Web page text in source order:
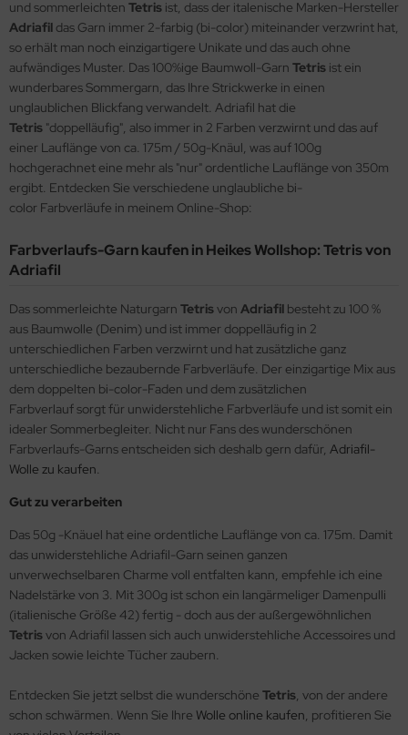
und sommerleichten Tetris ist, dass der italenische Marken-Hersteller
Adriafil das Garn immer 2-farbig (bi-color) miteinander verzwrint hat,
so erhält man noch einzigartigere Unikate und das auch ohne
aufwändiges Muster. Das 100%ige Baumwoll-Garn Tetris ist ein
wunderbares Sommergarn, das Ihre Strickwerke in einen
unglaublichen Blickfang verwandelt. Adriafil hat die
Tetris "doppelläufig", also immer in 2 Farben verzwirnt und das auf
einer Lauflänge von ca. 175m / 50g-Knäul, was auf 100g
hochgerachnet eine mehr als "nur" ordentliche Lauflänge von 350m
ergibt. Entdecken Sie verschiedene unglaubliche bi-
color Farbverläufe in meinem Online-Shop:
Farbverlaufs-Garn kaufen in Heikes Wollshop: Tetris von
Adriafil
Das sommerleichte Naturgarn Tetrisvon Adriafil besteht zu 100 %
aus Baumwolle (Denim) und ist immer doppelläufig in 2
unterschiedlichen Farben verzwirnt und hat zusätzliche ganz
unterschiedliche bezaubernde Farbverläufe. Der einzigartige Mix aus
dem doppelten bi-color-Faden und dem zusätzlichen
Farbverlauf sorgt für unwiderstehliche Farbverläufe und ist somit ein
idealer Sommerbegleiter. Nicht nur Fans des wunderschönen
Farbverlaufs-Garns entscheiden sich deshalb gern dafür, Adriafil-
Wolle zu kaufen.
Gut zu verarbeiten
Das 50g -Knäuel hat eine ordentliche Lauflänge von ca. 175m. Damit
das unwiderstehliche Adriafil-Garn seinen ganzen
unverwechselbaren Charme voll entfalten kann, empfehle ich eine
Nadelstärke von 3. Mit 300g ist schon ein langärmeliger Damenpulli
(italienische Größe 42) fertig - doch aus der außergewöhnlichen
Tetrisvon Adriafil lassen sich auch unwiderstehliche Accessoires und
Jacken sowie leichte Tücher zaubern.
Entdecken Sie jetzt selbst die wunderschöne Tetris, von der andere
schon schwärmen. Wenn Sie Ihre Wolle online kaufen, profitieren Sie